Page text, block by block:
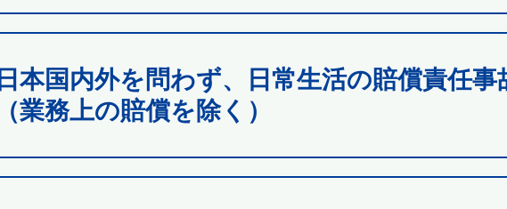
日本国内外を問わず、日常生活の賠償責任事
（業務上の賠償を除く）